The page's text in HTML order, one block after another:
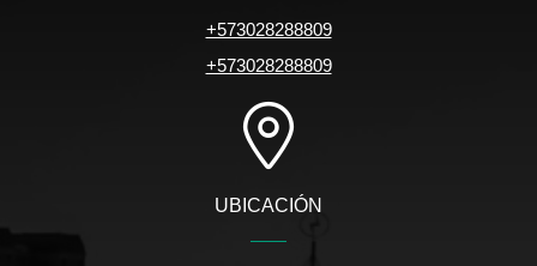
+573028288809
+573028288809
UBICACIÓN